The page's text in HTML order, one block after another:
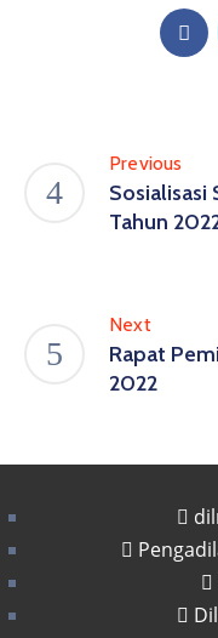
Previous
Sosialisasi
Tahun
Next
Rapat
2022